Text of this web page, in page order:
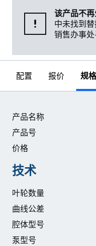
该产品不再
中未找到
销售办事处
配置 报价 规格
产品名称
产品号
价格
技术
叶轮数量
曲线公差
腔体型号
泵型号